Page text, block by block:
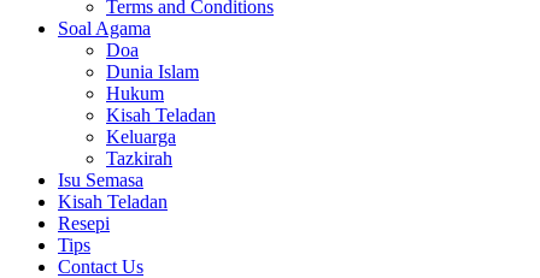
Terms and Conditions
Soal Agama
Doa
Dunia Islam
Hukum
Kisah Teladan
Keluarga
Tazkirah
Isu Semasa
Kisah Teladan
Resepi
Tips
Contact Us